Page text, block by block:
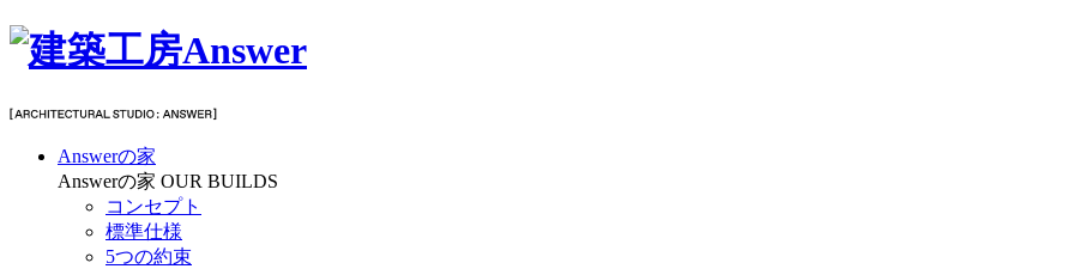
Answerの家
Answerの家 OUR BUILDS
コンセプト
標準仕様
5つの約束